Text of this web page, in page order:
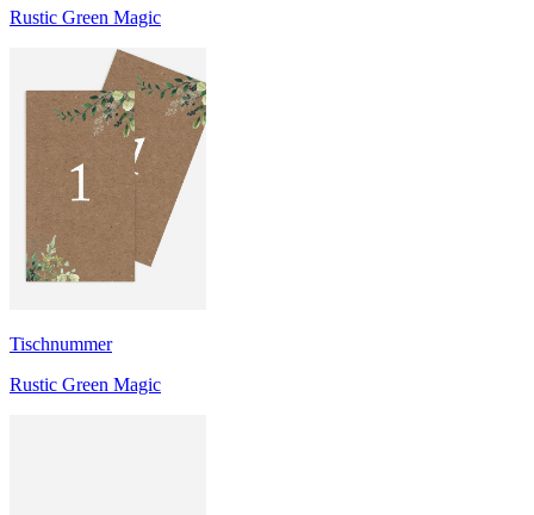
Rustic Green Magic
Tischnummer
Rustic Green Magic